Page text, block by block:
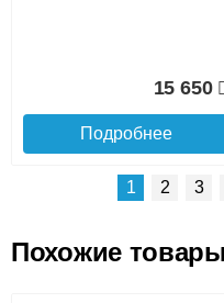
15 650
Подробнее
1 2 3
Похожие товары